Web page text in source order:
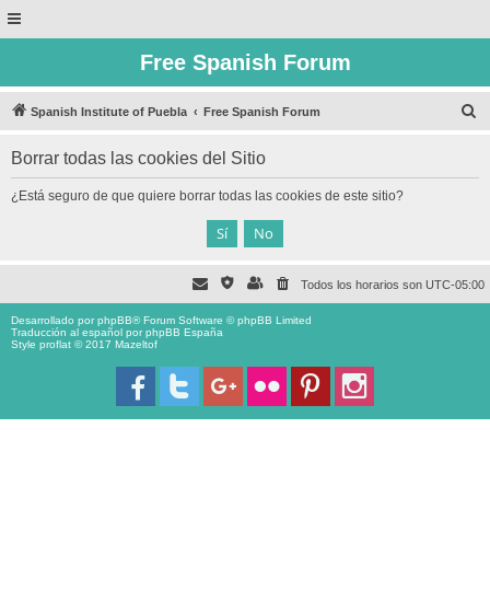
Free Spanish Forum
Spanish Institute of Puebla Free Spanish Forum
Borrar todas las cookies del Sitio
¿Está seguro de que quiere borrar todas las cookies de este sitio?
Todos los horarios son UTC-05:00
Desarrollado porphpBB® Forum Software © phpBB Limited
Traducción al español porphpBB España
Style proflat © 2017 Mazeltof